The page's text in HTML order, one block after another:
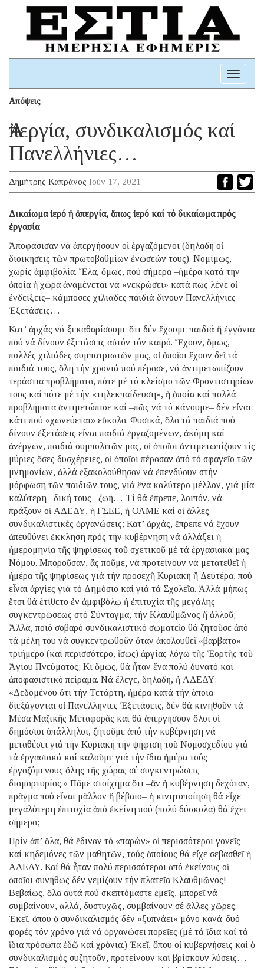
Toggle
Απόψεις
Ἀπεργία, συνδικαλισμός καί
Πανελλήνιες…
Δημήτρης Καπράνος Ιούν 17, 2021
Δικαίωμα ἱερό ἡ ἀπεργία, ὅπως ἱερό καί τό δικαίωμα πρός
ἐργασία
Ἀποφάσισαν νά ἀπεργήσουν οἱ ἐργαζόμενοι (δηλαδή οἱ
διοικήσεις τῶν πρωτοβαθμίων ἑνώσεών τους). Νομίμως,
χωρίς ἀμφιβολία. Ἔλα, ὅμως, πού σήμερα –ἡμέρα κατά τήν
ὁποία ἡ χώρα ἀναμένεται νά «νεκρώσει» κατά πως λένε οἱ
ἐνδείξεις– κάμποσες χιλιάδες παιδιά δίνουν Πανελλήνιες
Ἐξετάσεις…
Κατ’ ἀρχάς νά ξεκαθαρίσουμε ὅτι δέν ἔχουμε παιδιά ἤ ἐγγόνια
πού νά δίνουν ἐξετάσεις αὐτόν τόν καιρό. Ἔχουν, ὅμως,
πολλές χιλιάδες συμπατριωτῶν μας, οἱ ὁποῖοι ἔχουν δεῖ τά
παιδιά τους, ὅλη τήν χρονιά πού πέρασε, νά ἀντιμετωπίζουν
τεράστια προβλήματα, πότε μέ τό κλείσμο τῶν Φροντιστηρίων
τους καί πότε μέ τήν «τηλεκπαίδευση», ἡ ὁποία καί πολλά
προβλήματα ἀντιμετώπισε καί –πῶς νά τό κάνουμε– δέν εἶναι
κάτι πού «χωνεύεται» εὔκολα. Φυσικά, ὅλα τά παιδιά πού
δίνουν ἐξετάσεις εἶναι παιδιά ἐργαζομένων, ἀκόμη καί
ἀνέργων, παιδιά συμπολιτῶν μας, οἱ ὁποῖοι ἀντιμετωπίζουν τίς
μύριες ὅσες δυσχέρειες, οἱ ὁποῖοι πέρασαν ἀπό τό σφαγεῖο τῶν
μνημονίων, ἀλλά ἐξακολούθησαν νά ἐπενδύουν στήν
μόρφωση τῶν παιδιῶν τους, γιά ἕνα καλύτερο μέλλον, γιά μία
καλύτερη –δική τους– ζωή… Τί θά ἔπρεπε, λοιπόν, νά
πράξουν οἱ ΑΔΕΔΥ, ἡ ΓΣΕΕ, ἡ ΟΛΜΕ καί οἱ ἄλλες
συνδικαλιστικές ὀργανώσεις; Κατ’ ἀρχάς, ἔπρεπε νά ἔχουν
ἀπευθύνει ἔκκληση πρός τήν κυβέρνηση νά ἀλλάξει ἡ
ἡμερομηνία τῆς ψηφίσεως τοῦ σχετικοῦ μέ τά ἐργασιακά μας
Νόμου. Μποροῦσαν, ἄς ποῦμε, νά προτείνουν νά μετατεθεῖ ἡ
ἡμέρα τῆς ψηφίσεως γιά τήν προσεχῆ Κυριακή ἤ Δευτέρα, πού
εἶναι ἀργίες γιά τό Δημόσιο καί γιά τά Σχολεῖα. Ἀλλά μήπως
ἔτσι θά ἐτίθετο ἐν ἀμφιβόλῳ ἡ ἐπιτυχία τῆς μεγάλης
συγκεντρώσεως στό Σύνταγμα, τήν Κλαυθμῶνος ἤ ἀλλοῦ;
Ἀλλά, ποιό σοβαρό συνδικαλιστικό σωματεῖο θά ζητοῦσε ἀπό
τά μέλη του νά συγκεντρωθοῦν ὅταν ἀκολουθεῖ «βαρβάτο»
τριήμερο (καί περισσότερο, ἴσως) ἀργίας λόγω τῆς Ἑορτῆς τοῦ
Ἁγίου Πνεύματος; Κι ὅμως, θά ἦταν ἕνα πολύ δυνατό καί
ἀποφασιστικό πείραμα. Νά ἔλεγε, δηλαδή, ἡ ΑΔΕΔΥ:
«Δεδομένου ὅτι τήν Τετάρτη, ἡμέρα κατά τήν ὁποία
διεξάγονται οἱ Πανελλήνιες Ἐξετάσεις, δέν θά κινηθοῦν τά
Μέσα Μαζικῆς Μεταφορᾶς καί θά ἀπεργήσουν ὅλοι οἱ
δημόσιοι ὑπάλληλοι, ζητοῦμε ἀπό τήν κυβέρνηση νά
μεταθέσει γιά τήν Κυριακή τήν ψήφιση τοῦ Νομοσχεδίου γιά
τά ἐργασιακά καί καλοῦμε γιά τήν ἴδια ἡμέρα τούς
ἐργαζόμενους ὅλης τῆς χώρας σέ συγκεντρώσεις
διαμαρτυρίας.» Πᾶμε στοίχημα ὅτι –ἄν ἡ κυβέρνηση δεχόταν,
πρᾶγμα πού εἶναι μᾶλλον ἤ βέβαιο– ἡ κινητοποίηση θά εἶχε
μεγαλύτερη ἐπιτυχία ἀπό ἐκείνη πού (πολύ δύσκολα) θά ἔχει
σήμερα;
Πρίν ἀπ’ ὅλα, θά ἔδιναν τό «παρών» οἱ περισσότεροι γονεῖς
καί κηδεμόνες τῶν μαθητῶν, τούς ὁποίους θά εἶχε σεβασθεῖ ἡ
ΑΔΕΔΥ. Καί θά ἦταν πολύ περισσότεροι ἀπό ἐκείνους οἱ
ὁποῖοι συνήθως δέν γεμίζουν τήν πλατεῖα Κλαυθμῶνος!
Βεβαίως, ὅλα αὐτά πού σκεπτόμαστε ἐμεῖς, μπορεῖ νά
συμβαίνουν, ἀλλά, δυστυχῶς, συμβαίνουν σέ ἄλλες χῶρες.
Ἐκεῖ, ὅπου ὁ συνδικαλισμός δέν «ξυπνάει» μόνο κανά-δυό
φορές τόν χρόνο γιά νά ὀργανώσει πορεῖες (μέ τά ἴδια καί τά
ἴδια πρόσωπα ἐδῶ καί χρόνια.) Ἐκεῖ, ὅπου οἱ κυβερνήσεις καί ὁ
συνδικαλισμός συζητοῦν, προτείνουν καί βρίσκουν λύσεις…